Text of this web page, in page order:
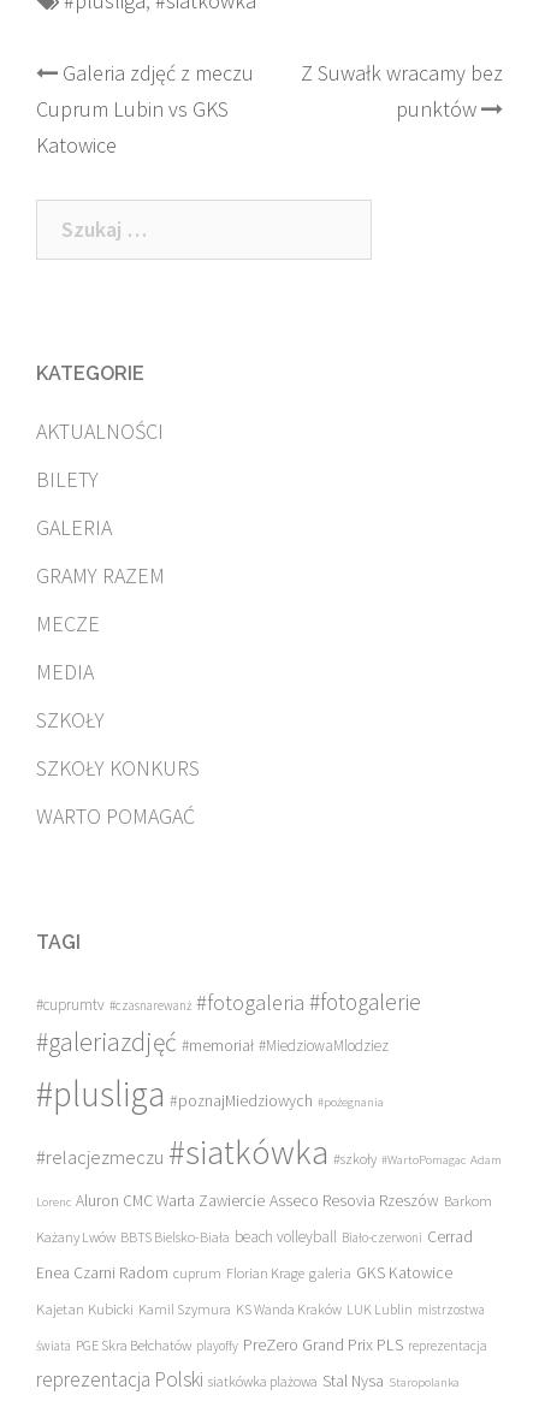
Post
navigation
Galeria zdjęć z meczu
Cuprum Lubin vs GKS
Katowice
Z Suwałk wracamy bez
punktów
Szukaj:
KATEGORIE
AKTUALNOŚCI
BILETY
GALERIA
GRAMY RAZEM
MECZE
MEDIA
SZKOŁY
SZKOŁY KONKURS
WARTO POMAGAĆ
TAGI
#cuprumtv #czasnarewanż #fotogaleria #fotogalerie
#galeriazdjęć #memoriał #MiedziowaMlodziez
#plusliga #poznajMiedziowych #pożegnania
#relacjezmeczu #siatkówka #szkoły #WartoPomagac Adam
Lorenc Aluron CMC Warta Zawiercie Asseco Resovia Rzeszów Barkom
Każany Lwów BBTS Bielsko-Biała beach volleyball Biało-czerwoni Cerrad
Enea Czarni Radom cuprum Florian Krage galeria GKS Katowice
Kajetan Kubicki Kamil Szymura KS Wanda Kraków LUK Lublin mistrzostwa
świata PGE Skra Bełchatów playoffy PreZero Grand Prix PLS reprezentacja
reprezentacja Polski siatkówka plażowa Stal Nysa Staropolanka